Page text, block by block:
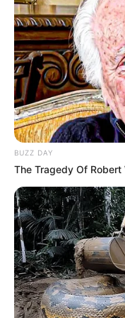
-G
💠 Concessão de 40%
salário-base;
💠 Pagamento
BUZZ DAY
The Tragedy Of Robert